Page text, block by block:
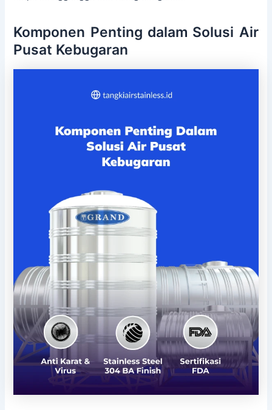
Komponen Penting dalam Solusi Air
Pusat Kebugaran